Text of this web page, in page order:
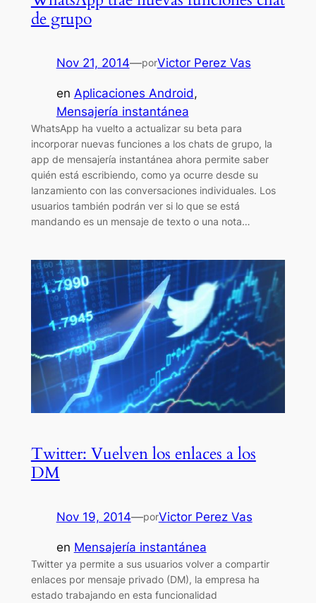
de grupo
Nov 21, 2014—porVictor Perez Vas
en Aplicaciones Android
Mensajería instantánea
WhatsApp ha vuelto a actualizar su beta para
incorporar nuevas funciones a los chats de grupo, la
app de mensajería instantánea ahora permite saber
quién está escribiendo, como ya ocurre desde su
lanzamiento con las conversaciones individuales. Los
usuarios también podrán ver si lo que se está
mandando es un mensaje de texto o una nota…
Twitter: Vuelven los enlaces a los
DM
Nov 19, 2014—porVictor Perez Vas
en Mensajería instantánea
Twitter ya permite a sus usuarios volver a compartir
enlaces por mensaje privado (DM), la empresa ha
estado trabajando en esta funcionalidad